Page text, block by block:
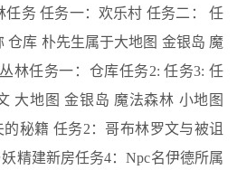
任务 任务一：欢乐村 任务二： 任
仓库 朴先生属于大地图 金银岛 魔
林任务一：仓库任务2: 任务3: 任
大地图 金银岛 魔法森林 小地图
秘籍 任务2：哥布林罗文与被诅
精建新房任务4：Npc名伊德所属